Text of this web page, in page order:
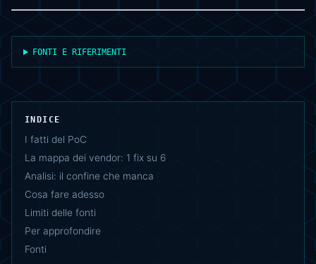
FONTI E RIFERIMENTI
INDICE
I fatti del PoC
La mappa dei vendor: 1 fix su 6
Analisi: il confine che manca
Cosa fare adesso
Limiti delle fonti
Per approfondire
Fonti